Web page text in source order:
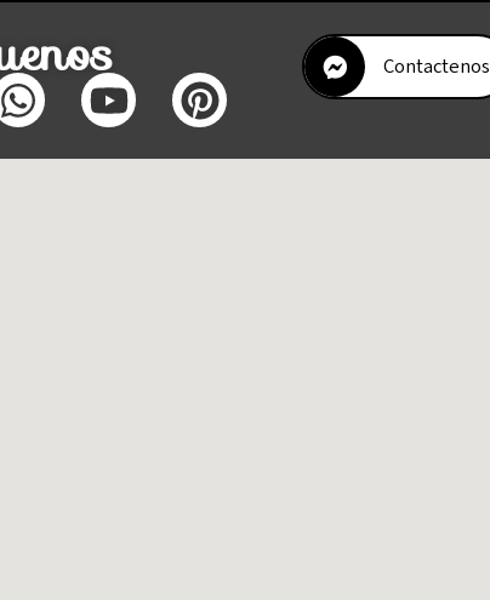
Contactenos